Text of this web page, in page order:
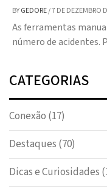
BYGEDORE/7 DE DEZEMBRO
As ferramentas
número de acidentes.
CATEGORIAS
Conexão (17)
Destaques (70)
Dicas e Curiosidades